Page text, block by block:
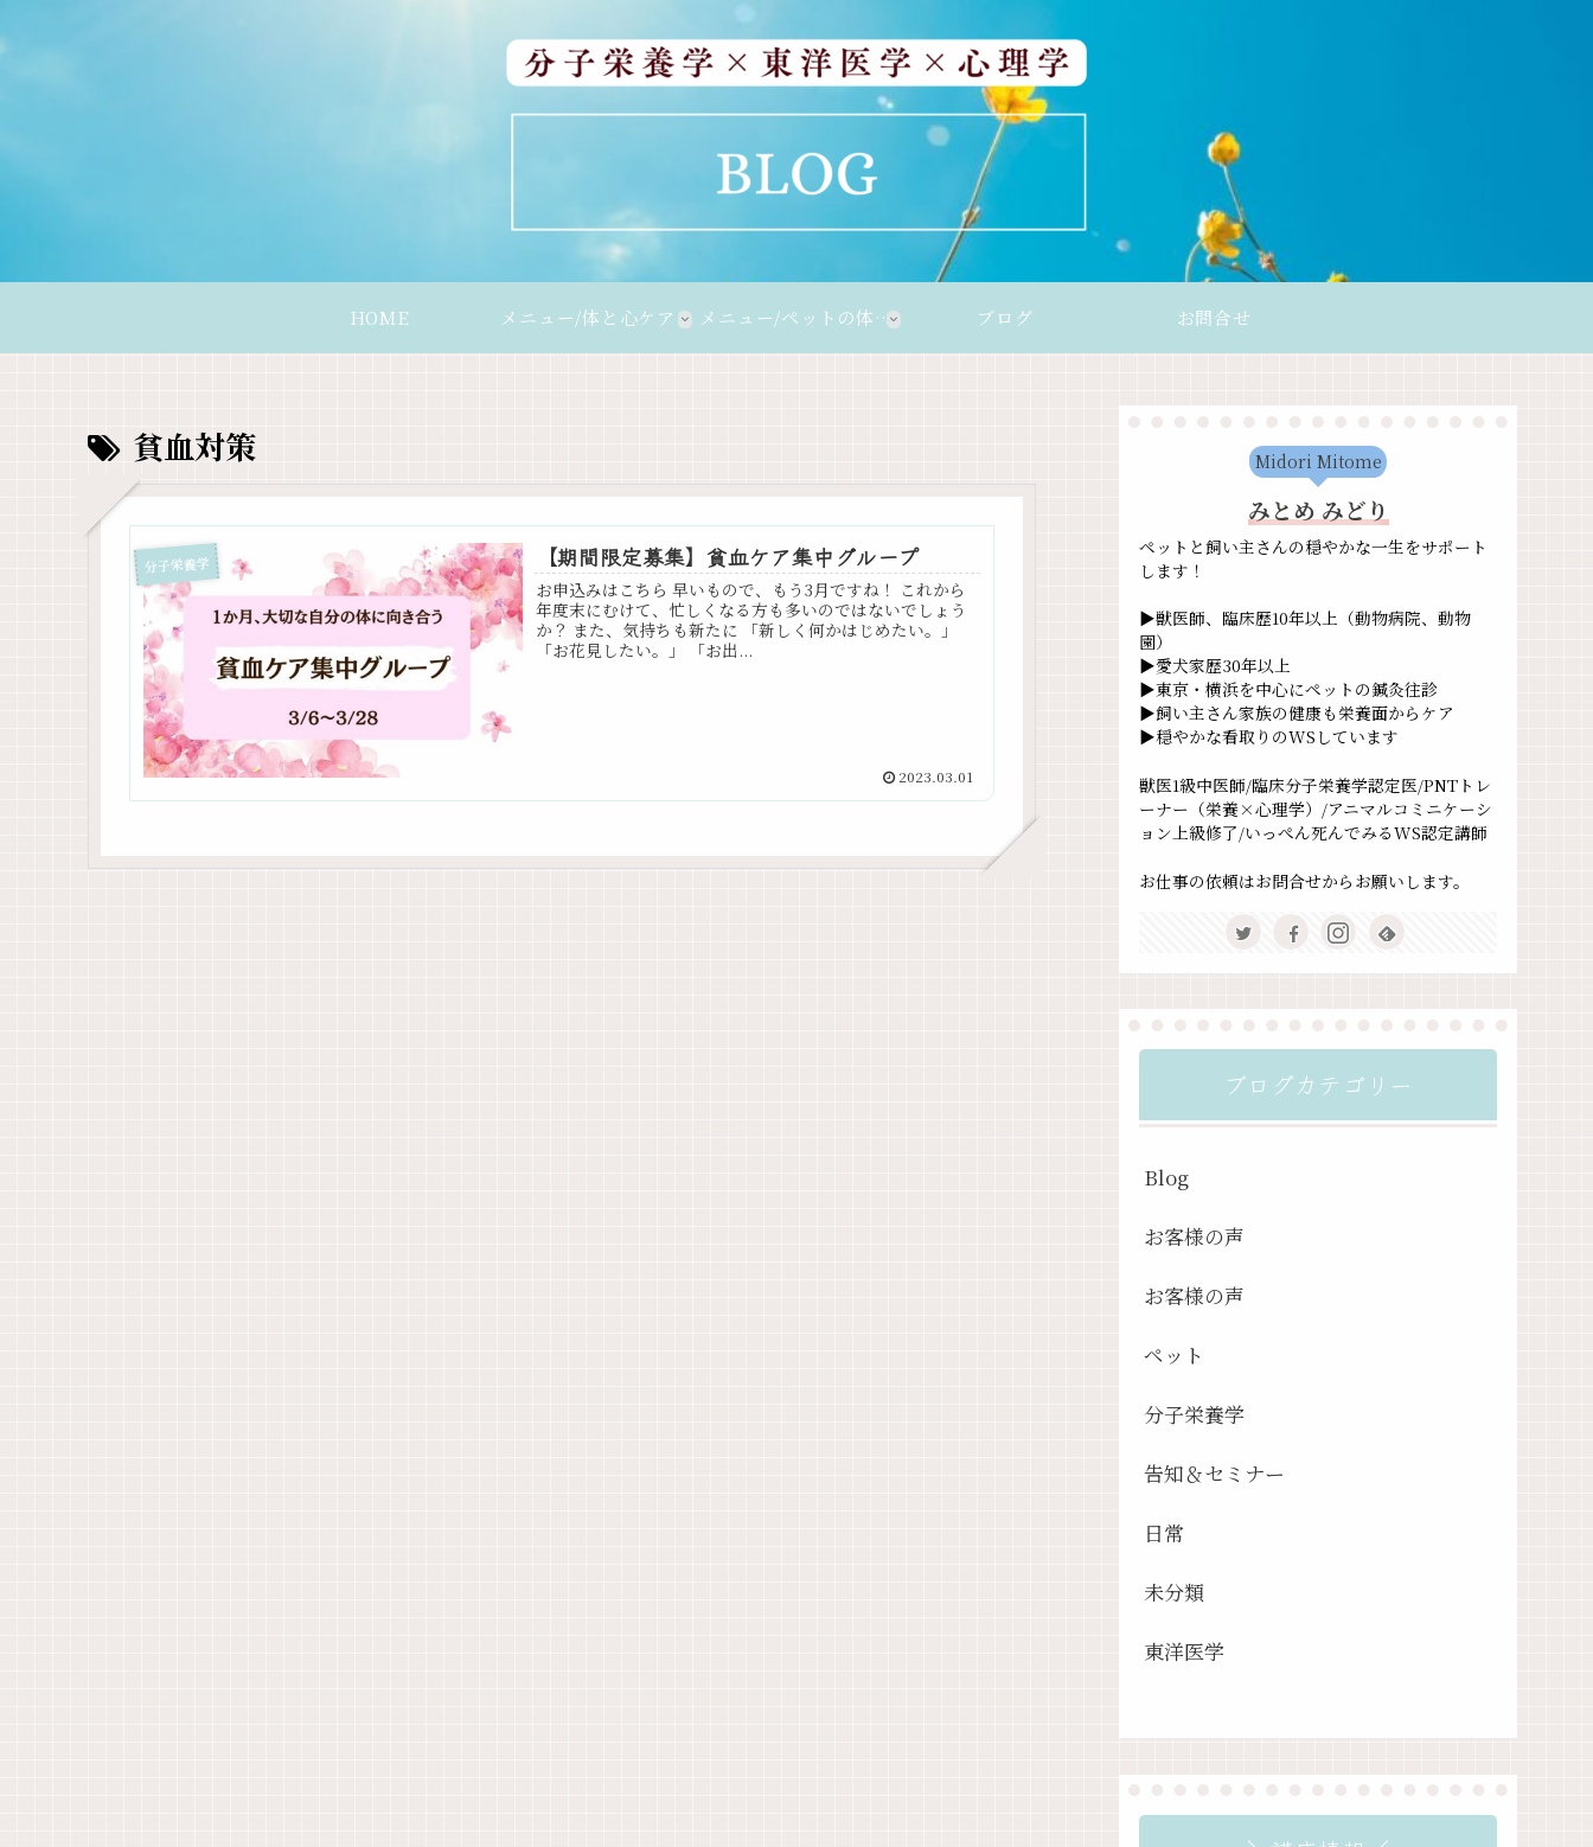
HOME メニュー/体と心ケア メニュー/ペットの体と ブログ お問合せ
貧血対策
分子栄養学 【期間限定募集】貧血ケア集中グループ
お申込みはこちら 早いもので、もう3月ですね！ これから
年度末にむけて、忙しくなる方も多いのではないでしょう
か？ また、気持ちも新たに 「新しく何かはじめたい。」
「お花見したい。」 「お出...
2023.03.01
Midori Mitome
みとめ みどり
ペットと飼い主さんの穏やかな一生をサポート
します！
▶獣医師、臨床歴10年以上（動物病院、動物
園）
▶愛犬家歴30年以上
▶東京・横浜を中心にペットの鍼灸往診
▶飼い主さん家族の健康も栄養面からケア
▶穏やかな看取りのWSしています
獣医1級中医師/臨床分子栄養学認定医/PNTトレ
ーナー（栄養×心理学）/アニマルコミニケーシ
ョン上級修了/いっぺん死んでみるWS認定講師
お仕事の依頼はお問合せからお願いします。
ブログカテゴリー
Blog
お客様の声
お客様の声
ペット
分子栄養学
告知＆セミナー
日常
未分類
東洋医学